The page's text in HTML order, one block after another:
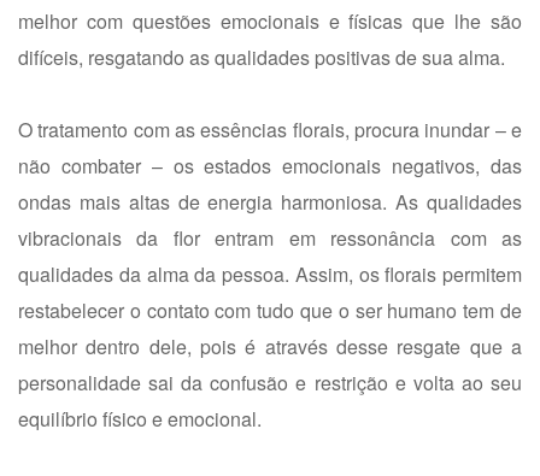
melhor com questões emocionais e físicas que lhe são
difíceis, resgatando as qualidades positivas de sua alma.
O tratamento com as essências florais, procura inundar – e
não combater – os estados emocionais negativos, das
ondas mais altas de energia harmoniosa. As qualidades
vibracionais da flor entram em ressonância com as
qualidades da alma da pessoa. Assim, os florais permitem
restabelecer o contato com tudo que o ser humano tem de
melhor dentro dele, pois é através desse resgate que a
personalidade sai da confusão e restrição e volta ao seu
equilíbrio físico e emocional.